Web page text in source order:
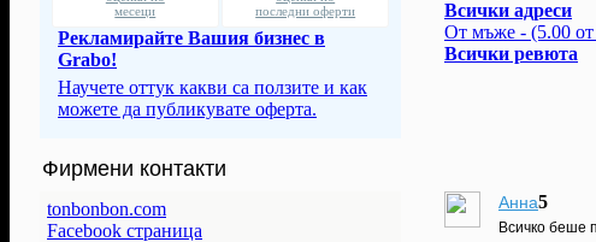
месеци
последни оферти
Рекламирайте Вашия бизнес в
Grabo!
Научете оттук какви са ползите и как
можете да публикувате оферта.
Фирмени контакти
tonbonbon.com
Facebook страница
Всички адреси
От мъже - (5.00
Всички ревюта
Анна5
Всичко беше